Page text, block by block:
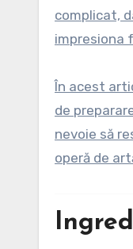
complicat,
impresiona
În acest
de
nevoie să
operă de